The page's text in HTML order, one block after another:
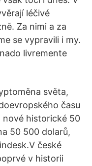
léčivé
Za nimi a za
se vypravili i my.
livremente
světa,
času
nové historické 50
50 500 dolarů,
české
v historii